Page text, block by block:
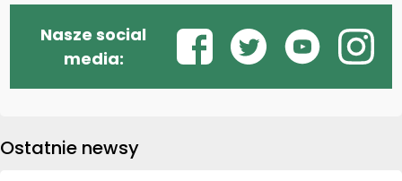
Nasze social
media:
Ostatnie newsy